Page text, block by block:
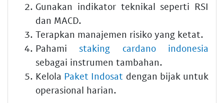
Gunakan indikator teknikal seperti RSI
dan MACD.
Terapkan manajemen risiko yang ketat.
Pahamistaking cardano indonesia
sebagai instrumen tambahan.
Kelola Paket Indosat dengan bijak untuk
operasional harian.